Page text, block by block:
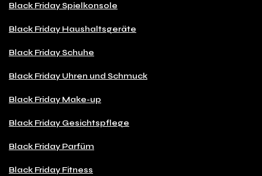
Black Friday Spielkonsole
Black Friday Haushaltsgeräte
Black Friday Schuhe
Black Friday Uhren und Schmuck
Black Friday Make-up
Black Friday Gesichtspflege
Black Friday Parfüm
Black Friday Fitness